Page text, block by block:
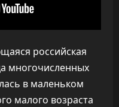
российская
многочисленных
в маленьком
малого возраста